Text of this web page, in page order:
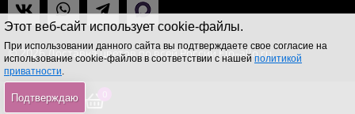
Этот веб-сайт использует cookie-файлы.
При использовании данного сайта вы подтверждаете свое согласие на
использование cookie-файлов в соответствии с нашей политикой
приватности.
Подтверждаю
© 2026 Доставка цветов по всей России Flo-allo.ru
0 0